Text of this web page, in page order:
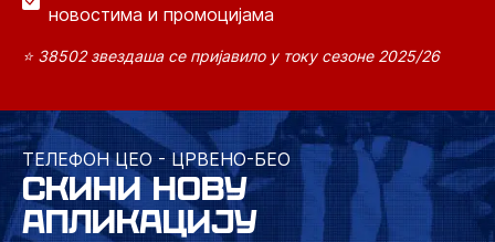
новостима и промоцијама
⭐ 38502 звездаша се пријавило у току сезоне 2025/26
ТЕЛЕФОН ЦЕО - ЦРВЕНО-БЕО
СКИНИ НОВУ
АПЛИКАЦИЈУ